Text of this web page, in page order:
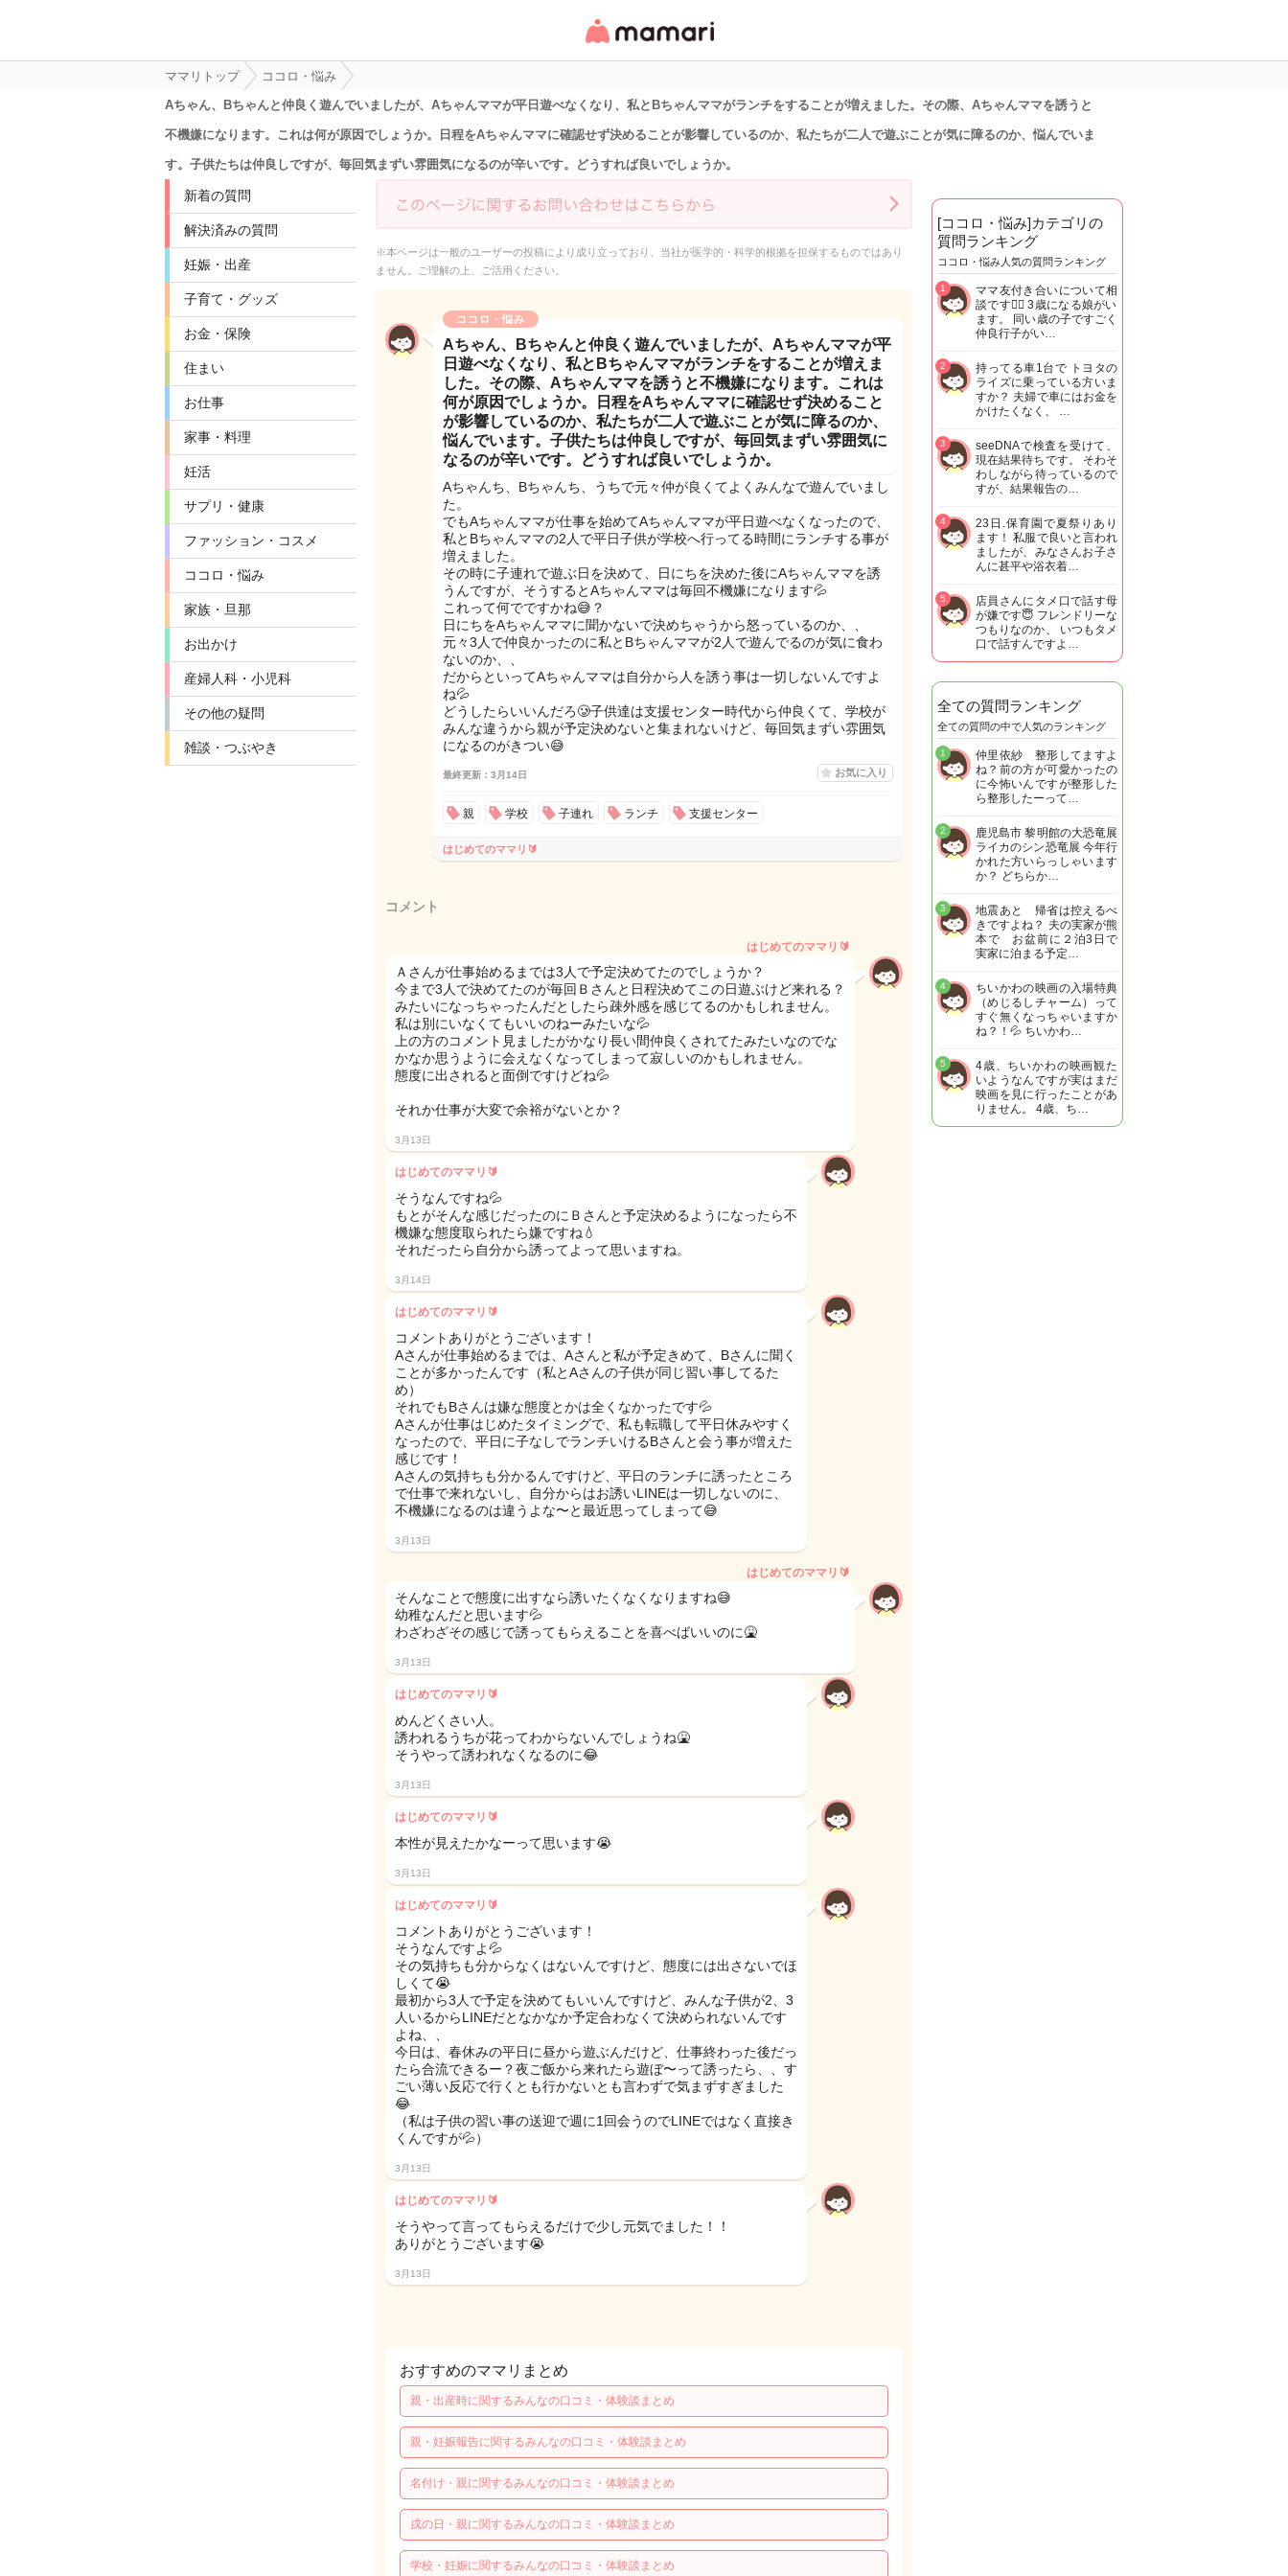
リ・情報サイト
ママリトップ
ココロ・悩み
Aちゃん、Bちゃんと仲良く遊んでいましたが、Aちゃんママが平日遊べなくなり、私とBちゃんママがランチをすることが増えました。その際、Aちゃんママを誘うと
不機嫌になります。これは何が原因でしょうか。日程をAちゃんママに確認せず決めることが影響しているのか、私たちが二人で遊ぶことが気に障るのか、悩んでいま
す。子供たちは仲良しですが、毎回気まずい雰囲気になるのが辛いです。どうすれば良いでしょうか。
新着の質問
解決済みの質問
妊娠・出産
子育て・グッズ
お金・保険
住まい
お仕事
家事・料理
妊活
サプリ・健康
ファッション・コスメ
ココロ・悩み
家族・旦那
お出かけ
産婦人科・小児科
その他の疑問
雑談・つぶやき
※本ページは一般のユーザーの投稿により成り立っており、当社が医学的・科学的根拠を担保するものではあり
ません。ご理解の上、ご活用ください。
ココロ・悩み
Aちゃん、Bちゃんと仲良く遊んでいましたが、Aちゃんママが平
日遊べなくなり、私とBちゃんママがランチをすることが増えま
した。その際、Aちゃんママを誘うと不機嫌になります。これは
何が原因でしょうか。日程をAちゃんママに確認せず決めること
が影響しているのか、私たちが二人で遊ぶことが気に障るのか、
悩んでいます。子供たちは仲良しですが、毎回気まずい雰囲気に
なるのが辛いです。どうすれば良いでしょうか。
Aちゃんち、Bちゃんち、うちで元々仲が良くてよくみんなで遊んでいまし
た。
でもAちゃんママが仕事を始めてAちゃんママが平日遊べなくなったので、
私とBちゃんママの2人で平日子供が学校へ行ってる時間にランチする事が
増えました。
その時に子連れで遊ぶ日を決めて、日にちを決めた後にAちゃんママを誘
うんですが、そうするとAちゃんママは毎回不機嫌になります💦
これって何でですかね😅？
日にちをAちゃんママに聞かないで決めちゃうから怒っているのか、、
元々3人で仲良かったのに私とBちゃんママが2人で遊んでるのが気に食わ
ないのか、、
だからといってAちゃんママは自分から人を誘う事は一切しないんですよ
ね💦
どうしたらいいんだろ🥲子供達は支援センター時代から仲良くて、学校が
みんな違うから親が予定決めないと集まれないけど、毎回気まずい雰囲気
になるのがきつい😅
最終更新：3月14日 お気に入り
親 学校 子連れ ランチ 支援センター
はじめてのママリ🔰
コメント
はじめてのママリ🔰
Ａさんが仕事始めるまでは3人で予定決めてたのでしょうか？
今まで3人で決めてたのが毎回Ｂさんと日程決めてこの日遊ぶけど来れる？
みたいになっちゃったんだとしたら疎外感を感じてるのかもしれません。
私は別にいなくてもいいのねーみたいな💦
上の方のコメント見ましたがかなり長い間仲良くされてたみたいなのでな
かなか思うように会えなくなってしまって寂しいのかもしれません。
態度に出されると面倒ですけどね💦
それか仕事が大変で余裕がないとか？
3月13日
はじめてのママリ🔰
そうなんですね💦
もとがそんな感じだったのにＢさんと予定決めるようになったら不
機嫌な態度取られたら嫌ですね💧
それだったら自分から誘ってよって思いますね。
3月14日
はじめてのママリ🔰
コメントありがとうございます！
Aさんが仕事始めるまでは、Aさんと私が予定きめて、Bさんに聞く
ことが多かったんです（私とAさんの子供が同じ習い事してるた
め）
それでもBさんは嫌な態度とかは全くなかったです💦
Aさんが仕事はじめたタイミングで、私も転職して平日休みやすく
なったので、平日に子なしでランチいけるBさんと会う事が増えた
感じです！
Aさんの気持ちも分かるんですけど、平日のランチに誘ったところ
で仕事で来れないし、自分からはお誘いLINEは一切しないのに、
不機嫌になるのは違うよな〜と最近思ってしまって😅
3月13日
はじめてのママリ🔰
そんなことで態度に出すなら誘いたくなくなりますね😅
幼稚なんだと思います💦
わざわざその感じで誘ってもらえることを喜べばいいのに🤮
3月13日
はじめてのママリ🔰
めんどくさい人。
誘われるうちが花ってわからないんでしょうね🤮
そうやって誘われなくなるのに😂
3月13日
はじめてのママリ🔰
本性が見えたかなーって思います😭
3月13日
はじめてのママリ🔰
コメントありがとうございます！
そうなんですよ💦
その気持ちも分からなくはないんですけど、態度には出さないでほ
しくて😭
最初から3人で予定を決めてもいいんですけど、みんな子供が2、3
人いるからLINEだとなかなか予定合わなくて決められないんです
よね、、
今日は、春休みの平日に昼から遊ぶんだけど、仕事終わった後だっ
たら合流できるー？夜ご飯から来れたら遊ぼ〜って誘ったら、、す
ごい薄い反応で行くとも行かないとも言わずで気まずすぎました
😂
（私は子供の習い事の送迎で週に1回会うのでLINEではなく直接き
くんですが💦）
3月13日
はじめてのママリ🔰
そうやって言ってもらえるだけで少し元気でました！！
ありがとうございます😭
3月13日
おすすめのママリまとめ
親・出産時に関するみんなの口コミ・体験談まとめ
親・妊娠報告に関するみんなの口コミ・体験談まとめ
名付け・親に関するみんなの口コミ・体験談まとめ
戌の日・親に関するみんなの口コミ・体験談まとめ
学校・妊娠に関するみんなの口コミ・体験談まとめ
[ココロ・悩み]カテゴリの
質問ランキング
ココロ・悩み人気の質問ランキング
ママ友付き合いについて相
談です🙇‍♂️ 3歳になる娘がい
ます。 同い歳の子ですごく
仲良行子がい…
1
持ってる車1台で トヨタの
ライズに乗っている方いま
すか？ 夫婦で車にはお金を
かけたくなく、 …
2
seeDNAで検査を受けて、
現在結果待ちです。 そわそ
わしながら待っているので
すが、結果報告の…
3
23日.保育園で夏祭りあり
ます！ 私服で良いと言われ
ましたが、みなさんお子さ
んに甚平や浴衣着…
4
店員さんにタメ口で話す母
が嫌です😇 フレンドリーな
つもりなのか、 いつもタメ
口で話すんですよ…
5
全ての質問ランキング
全ての質問の中で人気のランキング
仲里依紗 整形してますよ
ね？前の方が可愛かったの
に今怖いんですが整形した
ら整形したーって…
1
鹿児島市 黎明館の大恐竜展
ライカのシン恐竜展 今年行
かれた方いらっしゃいます
か？ どちらか…
2
地震あと 帰省は控えるべ
きですよね？ 夫の実家が熊
本で お盆前に２泊3日で
実家に泊まる予定…
3
ちいかわの映画の入場特典
（めじるしチャーム）って
すぐ無くなっちゃいますか
ね？！💦 ちいかわ…
4
4歳、ちいかわの映画観た
いようなんですが実はまだ
映画を見に行ったことがあ
りません。 4歳、ち…
5